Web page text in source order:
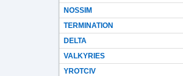
NOSSIM
TERMINATION
DELTA
VALKYRIES
YROTCIV